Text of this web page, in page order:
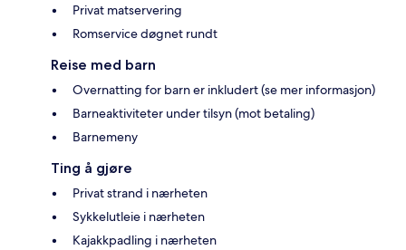
Privat matservering
Romservice døgnet rundt
Reise med barn
Overnatting for barn er inkludert (se mer informasjon)
Barneaktiviteter under tilsyn (mot betaling)
Barnemeny
Ting å gjøre
Privat strand i nærheten
Sykkelutleie i nærheten
Kajakkpadling i nærheten